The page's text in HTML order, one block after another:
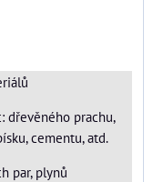
dřevěného prachu,
cementu, atd.
par, plynů